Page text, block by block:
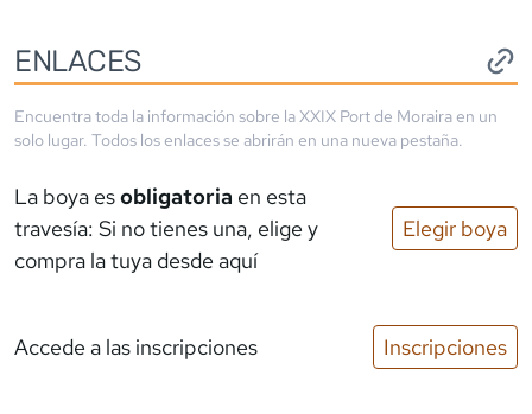
ENLACES
Encuentra toda la información sobre laXXIX Port de Moraira en un
solo lugar. Todos los enlaces se abrirán en una nueva pestaña.
La boya esobligatoria en esta
travesía: Si no tienes una, elige y
compra la tuya desde aquí
Elegir boya
Accede a las inscripciones Inscripciones